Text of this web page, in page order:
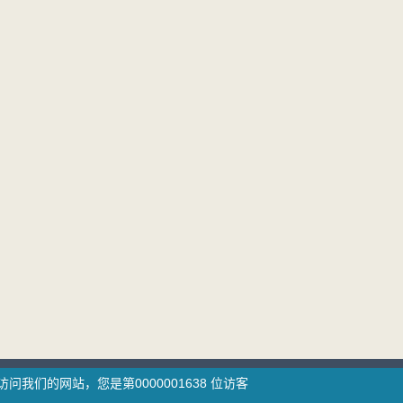
问我们的网站，您是第0000001638 位访客